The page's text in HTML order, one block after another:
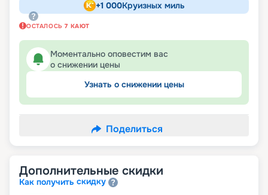
+1 000Круизных миль
ОСТАЛОСЬ 7 КАЮТ
Моментально оповестим вас
о снижении цены
Узнать о снижении цены
Поделиться
Дополнительные скидки
Как получить скидку